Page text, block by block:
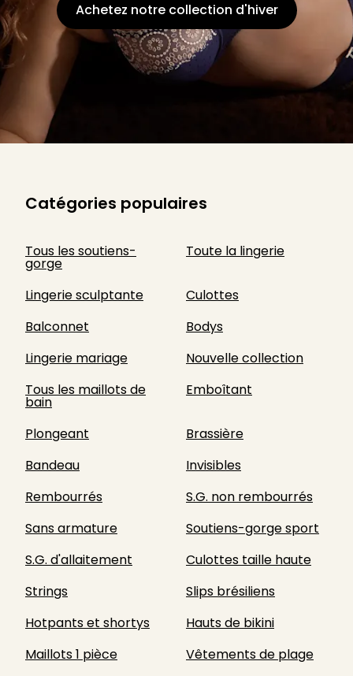
Achetez notre collection d'hiver
Catégories populaires
Tous les soutiens-
gorge
Toute la lingerie
Lingerie sculptante
Culottes
Balconnet
Bodys
Lingerie mariage
Nouvelle collection
Tous les maillots de
bain
Emboîtant
Plongeant
Brassière
Bandeau
Invisibles
Rembourrés
S.G. non rembourrés
Sans armature
Soutiens-gorge sport
S.G. d'allaitement
Culottes taille haute
Strings
Slips brésiliens
Hotpants et shortys
Hauts de bikini
Maillots 1 pièce
Vêtements de plage